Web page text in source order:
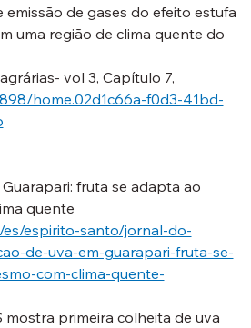
emissão de gases do efeito estufa
uma região de clima quente do
vol 3, Capítulo 7,
home.02d1c66a-f0d3-41bd-
fruta se adapta ao
quente
espirito-santo/jornal-do-
de-uva-em-guarapari-fruta-se-
com-clima-quente-
primeira colheita de uva